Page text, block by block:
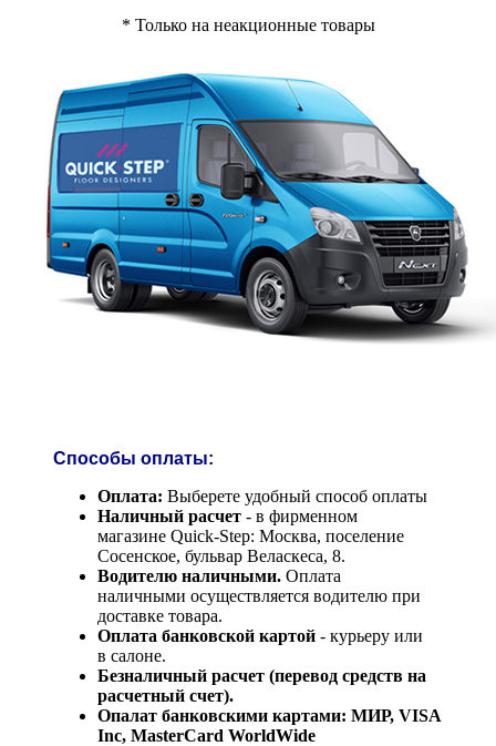
* Только на неакционные товары
Способы оплаты:
Оплата: Выберете удобный способ оплаты
Наличный расчет - в фирменном
магазине Quick-Step: Москва, поселение
Сосенское, бульвар Веласкеса, 8.
Водителю наличными. Оплата
наличными осуществляется водителю при
доставке товара.
Оплата банковской картой - курьеру или
в салоне.
Безналичный расчет (перевод средств на
расчетный счет).
Опалат банковскими картами: МИР, VISA
Inc, MasterCard WorldWide